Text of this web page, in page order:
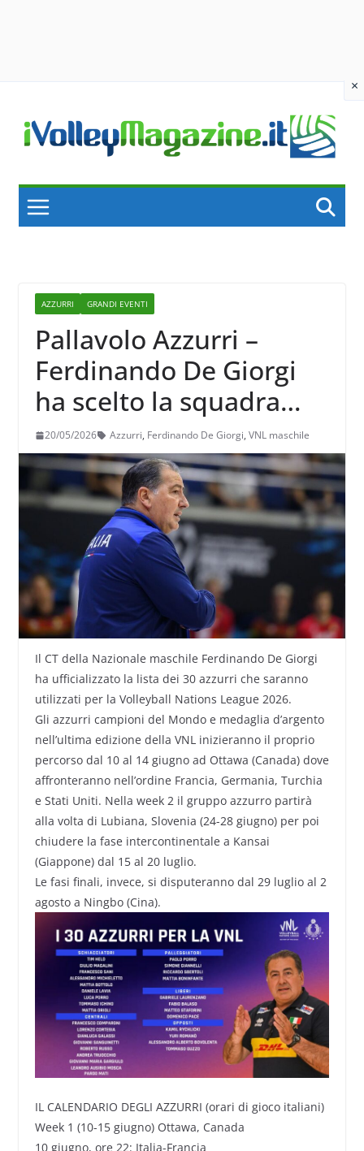
×
content
AZZURRI GRANDI EVENTI
Pallavolo Azzurri –
Ferdinando De Giorgi
ha scelto la squadra
italiana per la VNL 2026
20/05/2026 Azzurri, Ferdinando De Giorgi, VNL maschile
Il CT della Nazionale maschile Ferdinando De Giorgi
ha ufficializzato la lista dei 30 azzurri che saranno
utilizzati per la Volleyball Nations League 2026.
Gli azzurri campioni del Mondo e medaglia d’argento
nell’ultima edizione della VNL inizieranno il proprio
percorso dal 10 al 14 giugno ad Ottawa (Canada) dove
affronteranno nell’ordine Francia, Germania, Turchia
e Stati Uniti. Nella week 2 il gruppo azzurro partirà
alla volta di Lubiana, Slovenia (24-28 giugno) per poi
chiudere la fase intercontinentale a Kansai
(Giappone) dal 15 al 20 luglio.
Le fasi finali, invece, si disputeranno dal 29 luglio al 2
agosto a Ningbo (Cina).
IL CALENDARIO DEGLI AZZURRI (orari di gioco italiani)
Week 1 (10-15 giugno) Ottawa, Canada
10 giugno, ore 22: Italia-Francia